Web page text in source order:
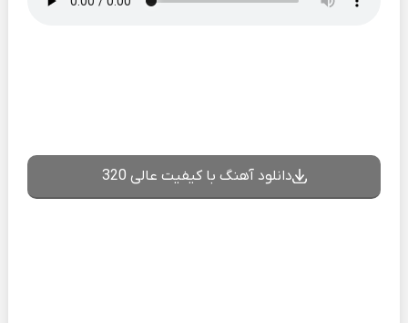
دانلود آهنگ با کیفیت عالی 320